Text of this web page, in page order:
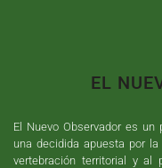
EL
El Nuevo Observador es
una decidida apuesta por
vertebración territorial y al